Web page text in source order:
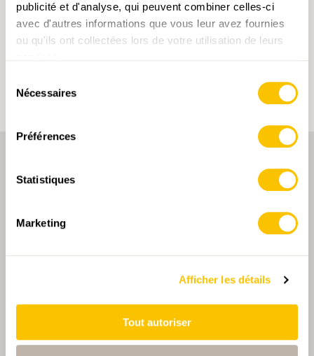
publicité et d'analyse, qui peuvent combiner celles-ci
avec d'autres informations que vous leur avez fournies
ou qu'ils ont collectées lors de votre utilisation de leurs
Nécessaires
Préférences
Statistiques
Marketing
Afficher les détails
Tout autoriser
En cliquant sur un mot-clé, vous pouvez l'ajouter à
votre compte d'utilisateur et obtenir des contenus
adaptés à vos centres d'intérêt. Les mots-clés ne
PARTENAIRE PRINCIPALE ET PARTENAIRE DE TRANSPORT